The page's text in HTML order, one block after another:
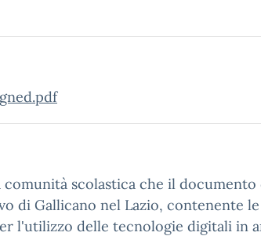
scolastica che il documento
di Gallicano nel Lazio, contenente
l'utilizzo delle tecnologie digitali in